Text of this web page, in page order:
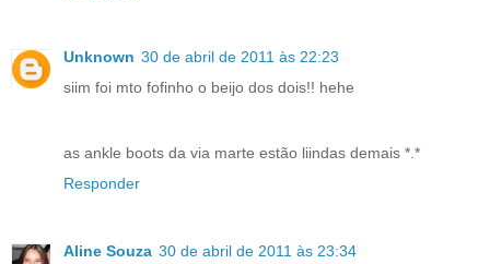
Unknown 30 de abril de 2011 às 22:23
siim foi mto fofinho o beijo dos dois!! hehe
as ankle boots da via marte estão liindas demais *.*
Responder
Aline Souza 30 de abril de 2011 às 23:34